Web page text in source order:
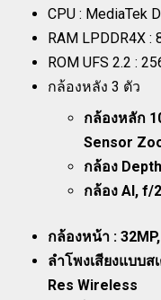
CPU : MediaTek
RAM LPDDR4X :
ROM UFS 2.2 :
กล้องหลัง 3 ตัว
กล้องหลัก
Sensor
กล้อง
กล้อง AI, f/
กล้องหน้า :
ลำโพงเสียงแบบส
Res Wireless